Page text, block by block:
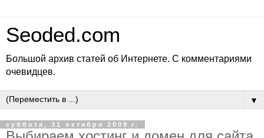
Seoded.com
Большой архив статей об Интернете. С комментариями
очевидцев.
▼
суббота, 31 октября 2009 г.